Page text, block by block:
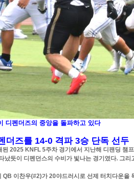
디펜더즈의 중앙을 돌파하고 있다
더즈를 14-0 격파 3승 단독 선두
된 2025 KNFL 5주차 경기에서 지난해 디팬딩
났듯이 디펜던스의 수비가 빛나는 경기였다. 그
이찬우(#2)가 20야드러시로 선제 터치다운을